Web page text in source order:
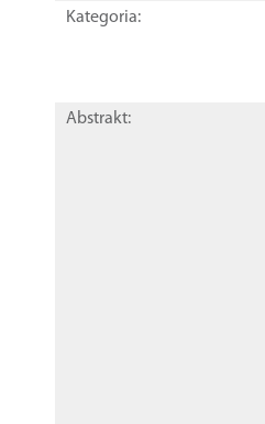
Kategoria:
Abstrakt: